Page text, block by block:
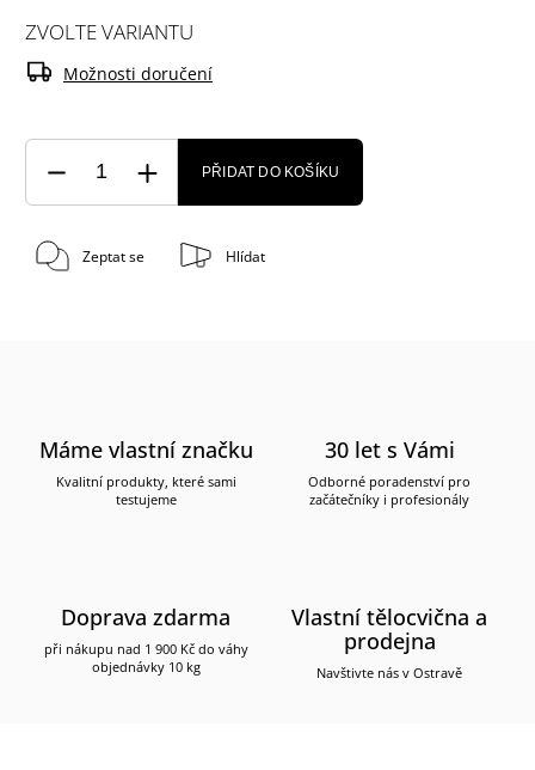
ZVOLTE VARIANTU
Možnosti doručení
PŘIDAT DO KOŠÍKU
Zeptat se Hlídat
Máme vlastní značku
Kvalitní produkty, které sami
testujeme
30 let s Vámi
Odborné poradenství pro
začátečníky i profesionály
Doprava zdarma
při nákupu nad 1 900 Kč do váhy
objednávky 10 kg
Vlastní tělocvična a
prodejna
Navštivte nás v Ostravě